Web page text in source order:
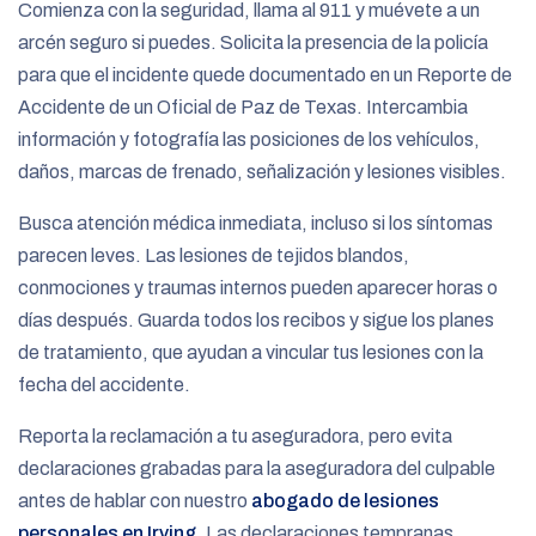
Comienza con la seguridad, llama al 911 y muévete a un
arcén seguro si puedes. Solicita la presencia de la policía
para que el incidente quede documentado en un Reporte de
Accidente de un Oficial de Paz de Texas. Intercambia
información y fotografía las posiciones de los vehículos,
daños, marcas de frenado, señalización y lesiones visibles.
Busca atención médica inmediata, incluso si los síntomas
parecen leves. Las lesiones de tejidos blandos,
conmociones y traumas internos pueden aparecer horas o
días después. Guarda todos los recibos y sigue los planes
de tratamiento, que ayudan a vincular tus lesiones con la
fecha del accidente.
Reporta la reclamación a tu aseguradora, pero evita
declaraciones grabadas para la aseguradora del culpable
antes de hablar con nuestro abogado de lesiones